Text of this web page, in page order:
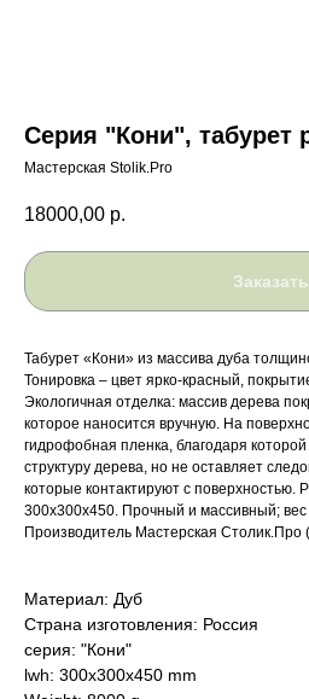
Серия "Кони", табурет
Мастерская Stolik.Pro
18000,00 р.
Заказать
Табурет «Кони» из массива дуба
Тонировка – цвет ярко-красный,
Экологичная отделка: массив дерева
которое наносится вручную. На
гидрофобная пленка, благодаря
структуру дерева, но не оставляет
которые контактируют с
300х300х450. Прочный и массивный; вес
Производитель Мастерская Столик.Про
Материал: Дуб
Страна изготовления: Россия
серия: "Кони"
lwh: 300x300x450 mm